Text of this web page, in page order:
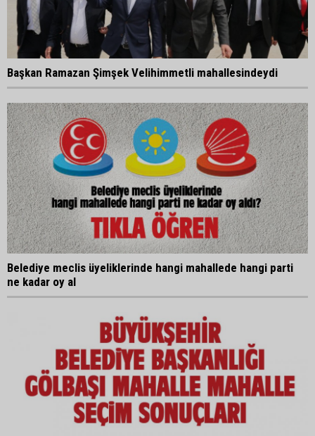
Başkan Ramazan Şimşek Velihimmetli mahallesindeydi
Belediye meclis üyeliklerinde hangi mahallede hangi parti
ne kadar oy al